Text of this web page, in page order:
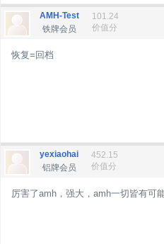
AMH-Test
铁牌会员
101.24
价值分
恢复=回档
yexiaohai
铝牌会员
452.15
价值分
厉害了amh，强大，amh一切皆有可